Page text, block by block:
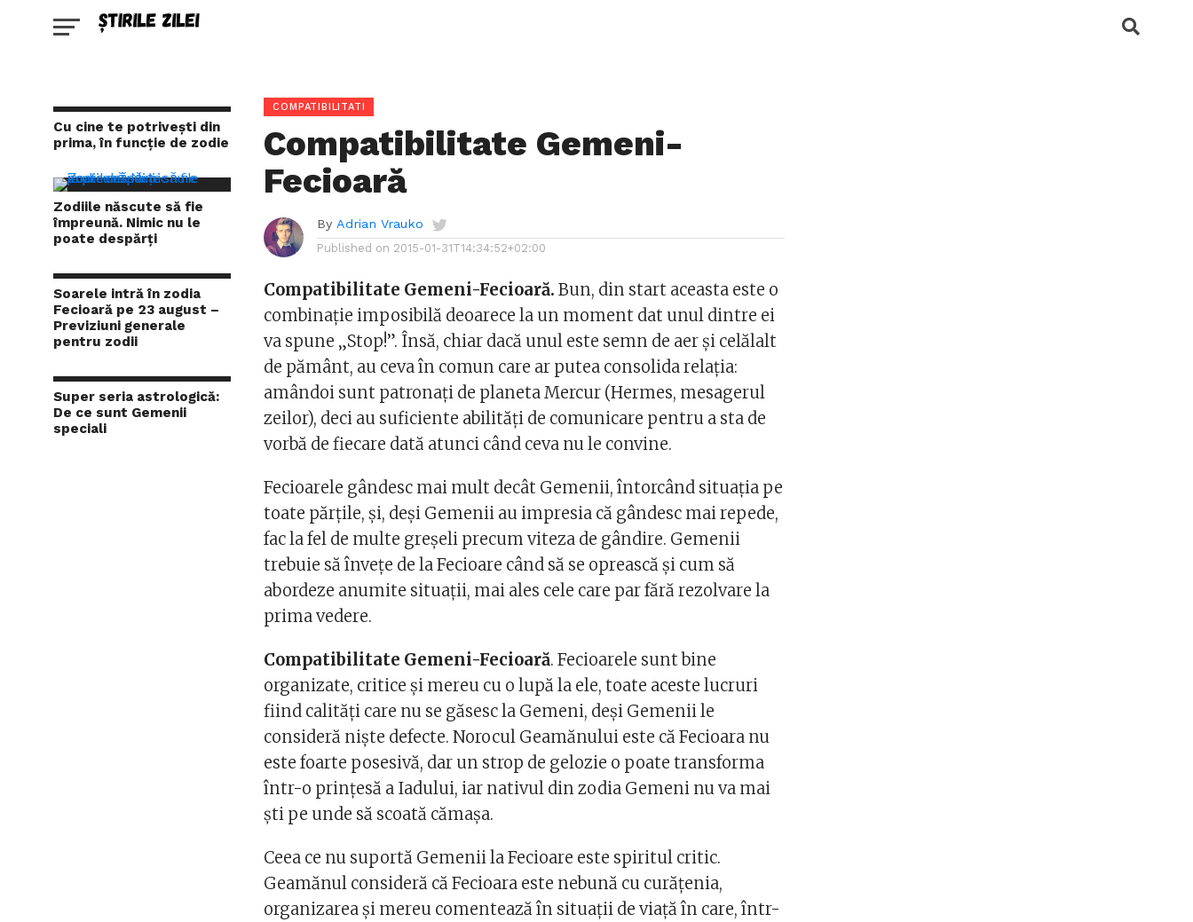
Cu cine te potrivești din
prima, în funcție de zodie
Zodiile născute să fie
împreună. Nimic nu le
poate despărți
Soarele intră în zodia
Fecioară pe 23 august –
Previziuni generale
pentru zodii
Super seria astrologică:
De ce sunt Gemenii
speciali
COMPATIBILITATI
Compatibilitate Gemeni-
Fecioară
By Adrian Vrauko
Published on 2015-01-31T14:34:52+02:00
Compatibilitate Gemeni-Fecioară. Bun, din start aceasta este o
combinație imposibilă deoarece la un moment dat unul dintre ei
va spune „Stop!”. Însă, chiar dacă unul este semn de aer și celălalt
de pământ, au ceva în comun care ar putea consolida relația:
amândoi sunt patronați de planeta Mercur (Hermes, mesagerul
zeilor), deci au suficiente abilități de comunicare pentru a sta de
vorbă de fiecare dată atunci când ceva nu le convine.
Fecioarele gândesc mai mult decât Gemenii, întorcând situația pe
toate părțile, și, deși Gemenii au impresia că gândesc mai repede,
fac la fel de multe greșeli precum viteza de gândire. Gemenii
trebuie să învețe de la Fecioare când să se oprească și cum să
abordeze anumite situații, mai ales cele care par fără rezolvare la
prima vedere.
Compatibilitate Gemeni-Fecioară. Fecioarele sunt bine
organizate, critice și mereu cu o lupă la ele, toate aceste lucruri
fiind calități care nu se găsesc la Gemeni, deși Gemenii le
consideră niște defecte. Norocul Geamănului este că Fecioara nu
este foarte posesivă, dar un strop de gelozie o poate transforma
într-o prințesă a Iadului, iar nativul din zodia Gemeni nu va mai
ști pe unde să scoată cămașa.
Ceea ce nu suportă Gemenii la Fecioare este spiritul critic.
Geamănul consideră că Fecioara este nebună cu curățenia,
organizarea și mereu comentează în situații de viață în care, într-